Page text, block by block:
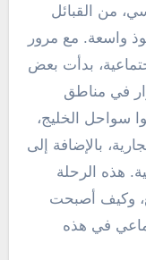
من القبائل
واسعة. مع مرور
بدأت بعض
في مناطق
سواحل الخليج،
بالإضافة إلى
هذه الرحلة
وكيف أصبحت
في هذه